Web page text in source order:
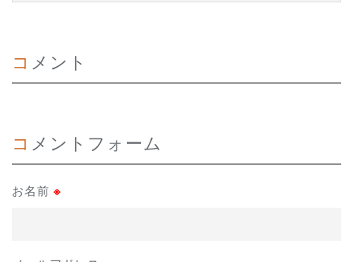
コメント
コメントフォーム
お名前 ※